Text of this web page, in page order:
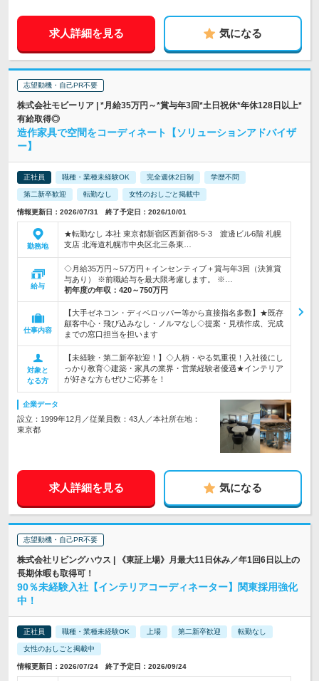
求人詳細を見る 気になる
志望動機・自己PR不要
株式会社モビーリア | *月給35万円～*賞与年3回*土日祝休*年休128日以上*
有給取得◎
造作家具で空間をコーディネート【ソリューションアドバイザ
ー】
正社員 職種・業種未経験OK 完全週休2日制 学歴不問
第二新卒歓迎 転勤なし 女性のおしごと掲載中
情報更新日：2026/07/31 終了予定日：2026/10/01
勤務地
★転勤なし 本社 東京都新宿区西新宿8-5-3 渡邊ビル6階 札幌
支店 北海道札幌市中央区北三条東…
給与
◇月給35万円～57万円＋インセンティブ＋賞与年3回（決算賞
与あり） ※前職給与を最大限考慮します。 ※…
初年度の年収： 420～750万円
仕事内容
【大手ゼネコン・ディベロッパー等から直接指名多数】★既存
顧客中心・飛び込みなし・ノルマなし◇提案・見積作成、完成
までの窓口担当を担います
対象と
なる方
【未経験・第二新卒歓迎！】◇人柄・やる気重視！入社後にし
っかり教育◇建築・家具の業界・営業経験者優遇★インテリア
が好きな方もぜひご応募を！
企業データ
設立：1999年12月／従業員数：43人／本社所在地：
東京都
求人詳細を見る 気になる
志望動機・自己PR不要
株式会社リビングハウス | 《東証上場》月最大11日休み／年1回6日以上の
長期休暇も取得可！
90％未経験入社【インテリアコーディネーター】関東採用強化
中！
正社員 職種・業種未経験OK 上場 第二新卒歓迎 転勤なし
女性のおしごと掲載中
情報更新日：2026/07/24 終了予定日：2026/09/24